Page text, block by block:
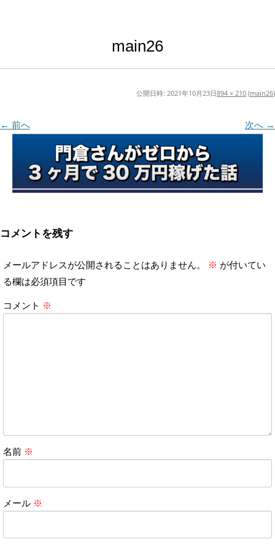
main26
公開日時: 2021年10月23日894 × 210 (main26)
← 前へ 次へ →
コメントを残す
メールアドレスが公開されることはありません。 ※ が付いてい
る欄は必須項目です
コメント ※
名前 ※
メール ※